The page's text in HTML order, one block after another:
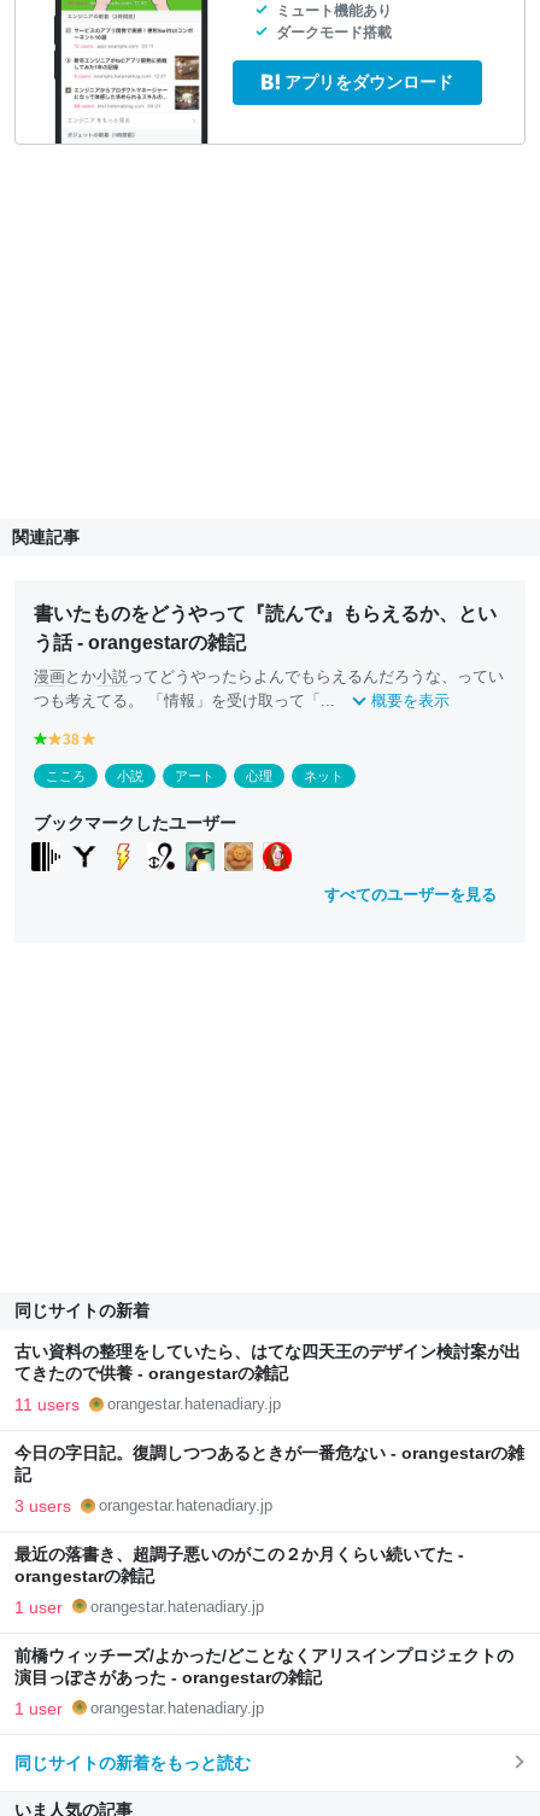
ミュート機能あり
ダークモード搭載
アプリをダウンロード
関連記事
書いたものをどうやって『読んで』もらえるか、とい
う話 - orangestarの雑記
漫画とか小説ってどうやったらよんでもらえるんだろうな、ってい
つも考えてる。 「情報」を受け取って「...
概要を表示
g
r
e
n
y
e
ll
o
w
38
e
ll
w
こころ 小説 アート 心理 ネット
ブックマークしたユーザー
すべてのユーザーを見る
同じサイトの新着
古い資料の整理をしていたら、はてな四天王のデザイン検討案が出
てきたので供養 - orangestarの雑記
11 users orangestar.hatenadiary.jp
今日の字日記。復調しつつあるときが一番危ない - orangestarの雑
記
3 users orangestar.hatenadiary.jp
最近の落書き、超調子悪いのがこの２か月くらい続いてた -
orangestarの雑記
1 user orangestar.hatenadiary.jp
前橋ウィッチーズ/よかった/どことなくアリスインプロジェクトの
演目っぽさがあった - orangestarの雑記
1 user orangestar.hatenadiary.jp
同じサイトの新着をもっと読む
いま人気の記事